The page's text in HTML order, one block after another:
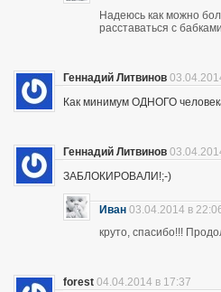
Надеюсь как можно
расставаться с
Геннадий Литвинов
Как минимум ОДНОГО
Геннадий Литвинов
ЗАБЛОКИРОВАЛИ!;-)
Иван 03.04.2014 в
круто, спасибо!!!
forest 04.04.2014 в 17:37